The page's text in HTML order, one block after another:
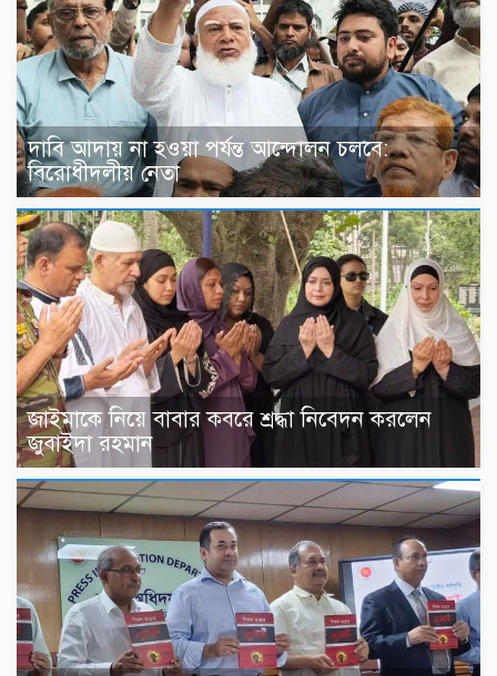
দাবি আদায় না হওয়া পর্যন্ত আন্দোলন চলবে:
বিরোধীদলীয় নেতা
জাইমাকে নিয়ে বাবার কবরে শ্রদ্ধা নিবেদন করলেন
জুবাইদা রহমান